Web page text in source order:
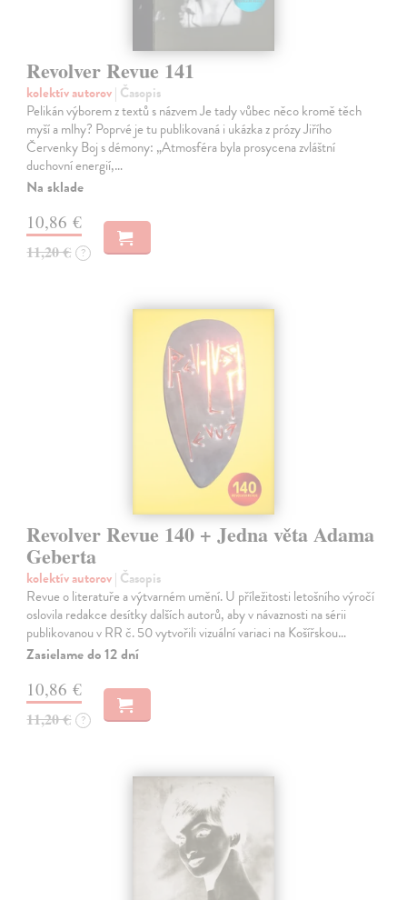
Revolver Revue 141
kolektív autorov| Časopis
Pelikán výborem z textů s názvem Je tady vůbec něco kromě těch
myší a mlhy? Poprvé je tu publikovaná i ukázka z prózy Jiřího
Červenky Boj s démony: „Atmosféra byla prosycena zvláštní
duchovní energií,…
Na sklade
10,86 €
11,20 € ?
Revolver Revue 140 + Jedna věta Adama
Geberta
kolektív autorov| Časopis
Revue o literatuře a výtvarném umění. U příležitosti letošního výročí
oslovila redakce desítky dalších autorů, aby v návaznosti na sérii
publikovanou v RR č. 50 vytvořili vizuální variaci na Košířskou…
Zasielame do 12 dní
10,86 €
11,20 € ?